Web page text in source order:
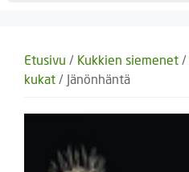
Etusivu / Kukkien siemenet /
kukat / Jänönhäntä